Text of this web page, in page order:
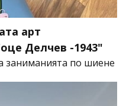
арт
Делчев -1943"
заниманията по шиене